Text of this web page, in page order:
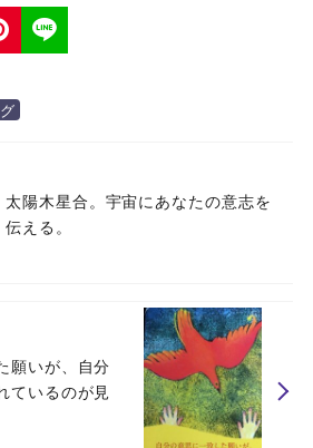
太陽木星合。宇宙にあなたの意志を
伝える。
願いが、自分
ているのが見